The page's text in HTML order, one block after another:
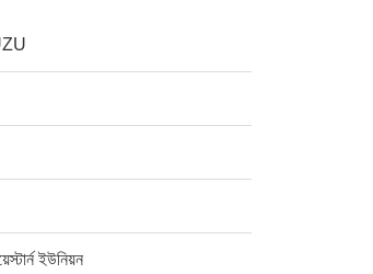
ISUZU
ইউনিয়ন